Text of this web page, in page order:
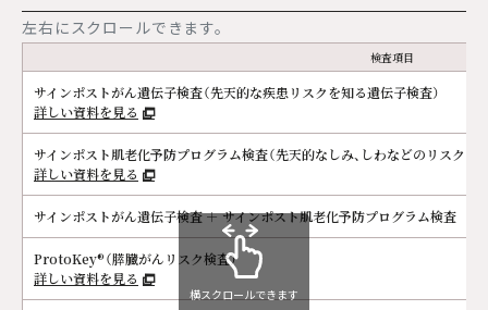
左右にスクロールできます。
検査項目
サインポストがん遺伝子検査（先天的な疾患リスクを知る遺伝子検査）
詳しい資料を見る
サインポスト肌老化予防プログラム検査（先天的なしみ、しわなどのリスクを
詳しい資料を見る
サインポストがん遺伝子検査 ＋ サインポスト肌老化予防プログラム検査
ProtoKey®（膵臓がんリスク検査）
詳しい資料を見る
横スクロールできます